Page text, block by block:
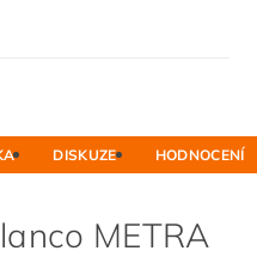
DISKUZE HODNOCENÍ
METRA